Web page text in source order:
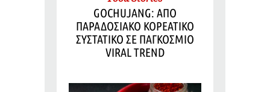
GOCHUJANG: ΑΠΟ
ΠΑΡΑΔΟΣΙΑΚΟ ΚΟΡΕΑΤΙΚΟ
ΣΥΣΤΑΤΙΚΟ ΣΕ ΠΑΓΚΟΣΜΙΟ
VIRAL TREND